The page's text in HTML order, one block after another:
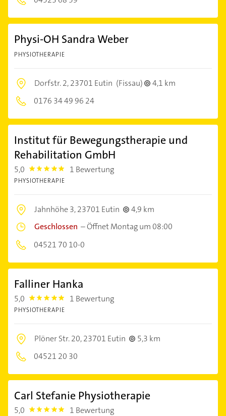
Physi-OH Sandra Weber
PHYSIOTHERAPIE
Dorfstr. 2,23701 Eutin (Fissau)
4,1 km
0176 34 49 96 24
Institut für Bewegungstherapie und
Rehabilitation GmbH
5,0 5.0 1 Bewertung
PHYSIOTHERAPIE
Jahnhöhe 3,23701 Eutin
4,9 km
Geschlossen –Öffnet Montag um 08:00
04521 70 10-0
Falliner Hanka
5,0 5.0 1 Bewertung
PHYSIOTHERAPIE
Plöner Str. 20,23701 Eutin
5,3 km
04521 20 30
Carl Stefanie Physiotherapie
5,0 5.0 1 Bewertung